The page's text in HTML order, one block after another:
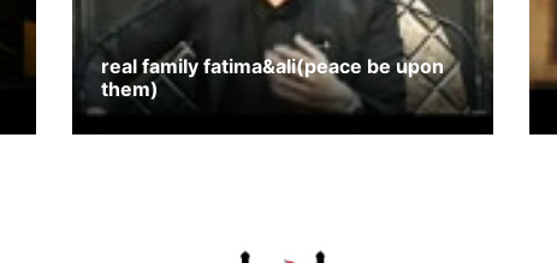
real family fatima&ali(peace be upon
them)